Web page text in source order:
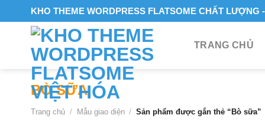
to
KHO THEME WORDPRESS FLATSOME CHẤT LƯỢNG
TRANG CHỦ
BÒ SỮA
Trang chủ / Mẫu giao diện / Sản phẩm được gắn thẻ “Bò sữa”